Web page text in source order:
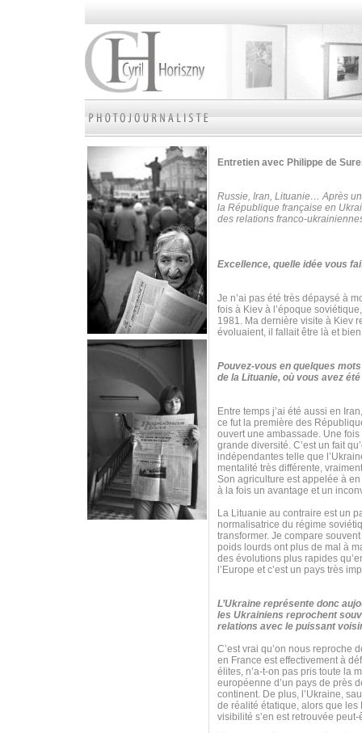
Entretien avec Philippe de
Russie, Iran, Lituanie… Après
la République française en
des relations franco-
Excellence, quelle idée vous
Je n’ai pas été très dépaysé à
fois à Kiev à l’époque
1981. Ma dernière visite à Kiev
évoluaient, il fallait être là et
Pouvez-vous en quelques
de la Lituanie, où vous avez
Entre temps j’ai été aussi en
ce fut la première des
ouvert une ambassade. Une
grande diversité. C’est un fait
indépendantes telle que
mentalité très différente,
Son agriculture est appelée à
à la fois un avantage et un
La Lituanie au contraire est un
normalisatrice du régime
transformer. Je compare
poids lourds ont plus de mal à
des évolutions plus rapides
l’Europe et c’est un pays très
L’Ukraine représente donc
les Ukrainiens reprochent
relations avec le puissant
C’est vrai qu’on nous reproche
en France est effectivement à
élites, n’a-t-on pas pris toute la
européenne d’un pays de près
continent. De plus, l’Ukraine,
de réalité étatique, alors que les
visibilité s’en est retrouvée